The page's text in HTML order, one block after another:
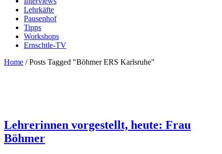
Lehrkäfte
Pausenhof
Tipps
Workshops
Ernschtle-TV
Home /Posts Tagged "Böhmer ERS Karlsruhe"
Lehrerinnen vorgestellt, heute: Frau
Böhmer